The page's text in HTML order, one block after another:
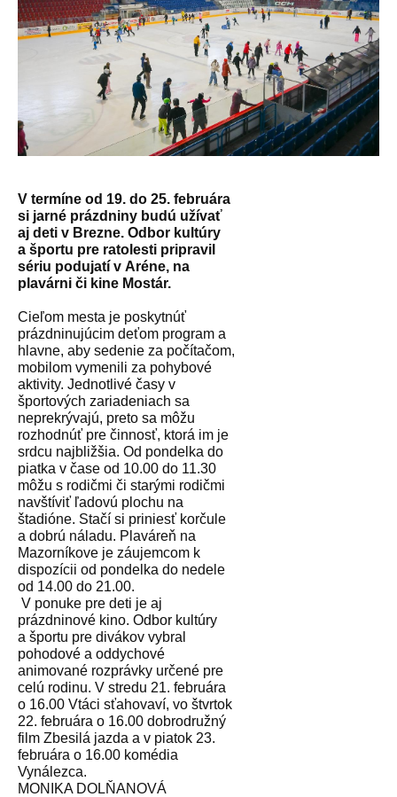
V termíne od 19. do 25. februára
si jarné prázdniny budú užívať
aj deti v Brezne. Odbor kultúry
a športu pre ratolesti pripravil
sériu podujatí v Aréne, na
plavárni či kine Mostár.
Cieľom mesta je poskytnúť
prázdninujúcim deťom program a
hlavne, aby sedenie za počítačom,
mobilom vymenili za pohybové
aktivity. Jednotlivé časy v
športových zariadeniach sa
neprekrývajú, preto sa môžu
rozhodnúť pre činnosť, ktorá im je
srdcu najbližšia. Od pondelka do
piatka v čase od 10.00 do 11.30
môžu s rodičmi či starými rodičmi
navštíviť ľadovú plochu na
štadióne. Stačí si priniesť korčule
a dobrú náladu. Plaváreň na
Mazorníkove je záujemcom k
dispozícii od pondelka do nedele
od 14.00 do 21.00.
V ponuke pre deti je aj
prázdninové kino. Odbor kultúry
a športu pre divákov vybral
pohodové a oddychové
animované rozprávky určené pre
celú rodinu. V stredu 21. februára
o 16.00 Vtáci sťahovaví, vo štvrtok
22. februára o 16.00 dobrodružný
film Zbesilá jazda a v piatok 23.
februára o 16.00 komédia
Vynálezca.
MONIKA DOLŇANOVÁ